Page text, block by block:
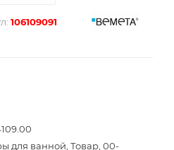
106109091
для ванной, Товар, 00-